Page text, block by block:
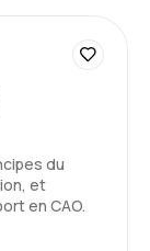
du
et
en CAO.